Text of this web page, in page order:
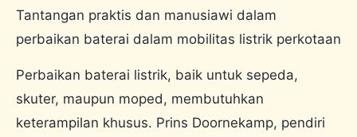
Tantangan praktis dan manusiawi dalam
perbaikan baterai dalam mobilitas listrik perkotaan
Perbaikan baterai listrik, baik untuk sepeda,
skuter, maupun moped, membutuhkan
keterampilan khusus. Prins Doornekamp, ​​​​pendiri